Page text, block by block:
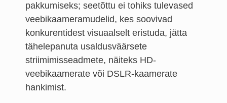
pakkumiseks; seetõttu ei tohiks tulevased
veebikaameramudelid, kes soovivad
konkurentidest visuaalselt eristuda, jätta
tähelepanuta usaldusväärsete
striimimisseadmete, näiteks HD-
veebikaamerate või DSLR-kaamerate
hankimist.